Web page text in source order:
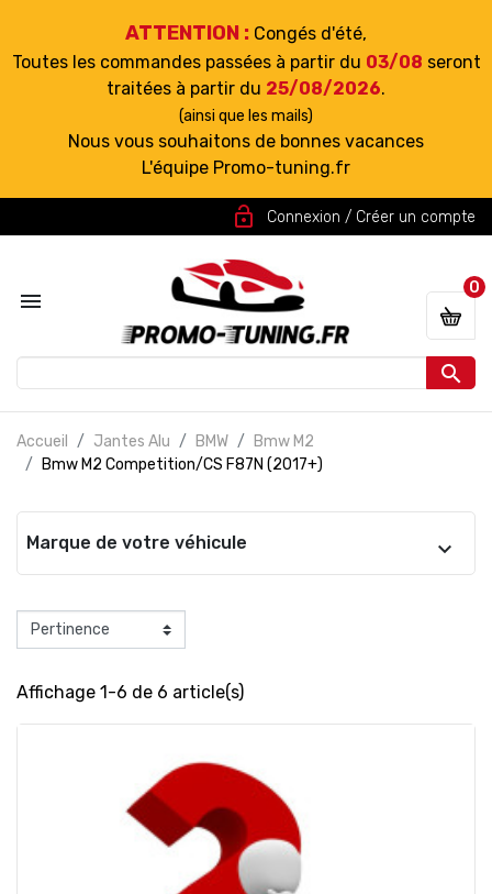
ATTENTION : Congés d'été,
Toutes les commandes passées à partir du 03/08 seront
traitées à partir du 25/08/2026.
(ainsi que les mails)
Nous vous souhaitons de bonnes vacances
L'équipe Promo-tuning.fr
lock_open Connexion / Créer un compte


0
Accueil Jantes Alu BMW
Bmw M2
Bmw M2 Competition/CS F87N (2017+)
Marque de votre véhicule
Affichage 1-6 de 6 article(s)